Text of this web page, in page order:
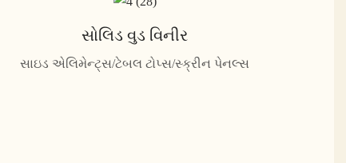
સોલિડ વુડ વિનીર
સાઇડ એલિમેન્ટ્સ/ટેબલ ટોપ્સ/સ્ક્રીન પેનલ્સ